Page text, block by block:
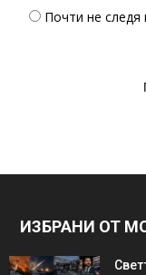
Почти не следя
ИЗБРАНИ ОТ